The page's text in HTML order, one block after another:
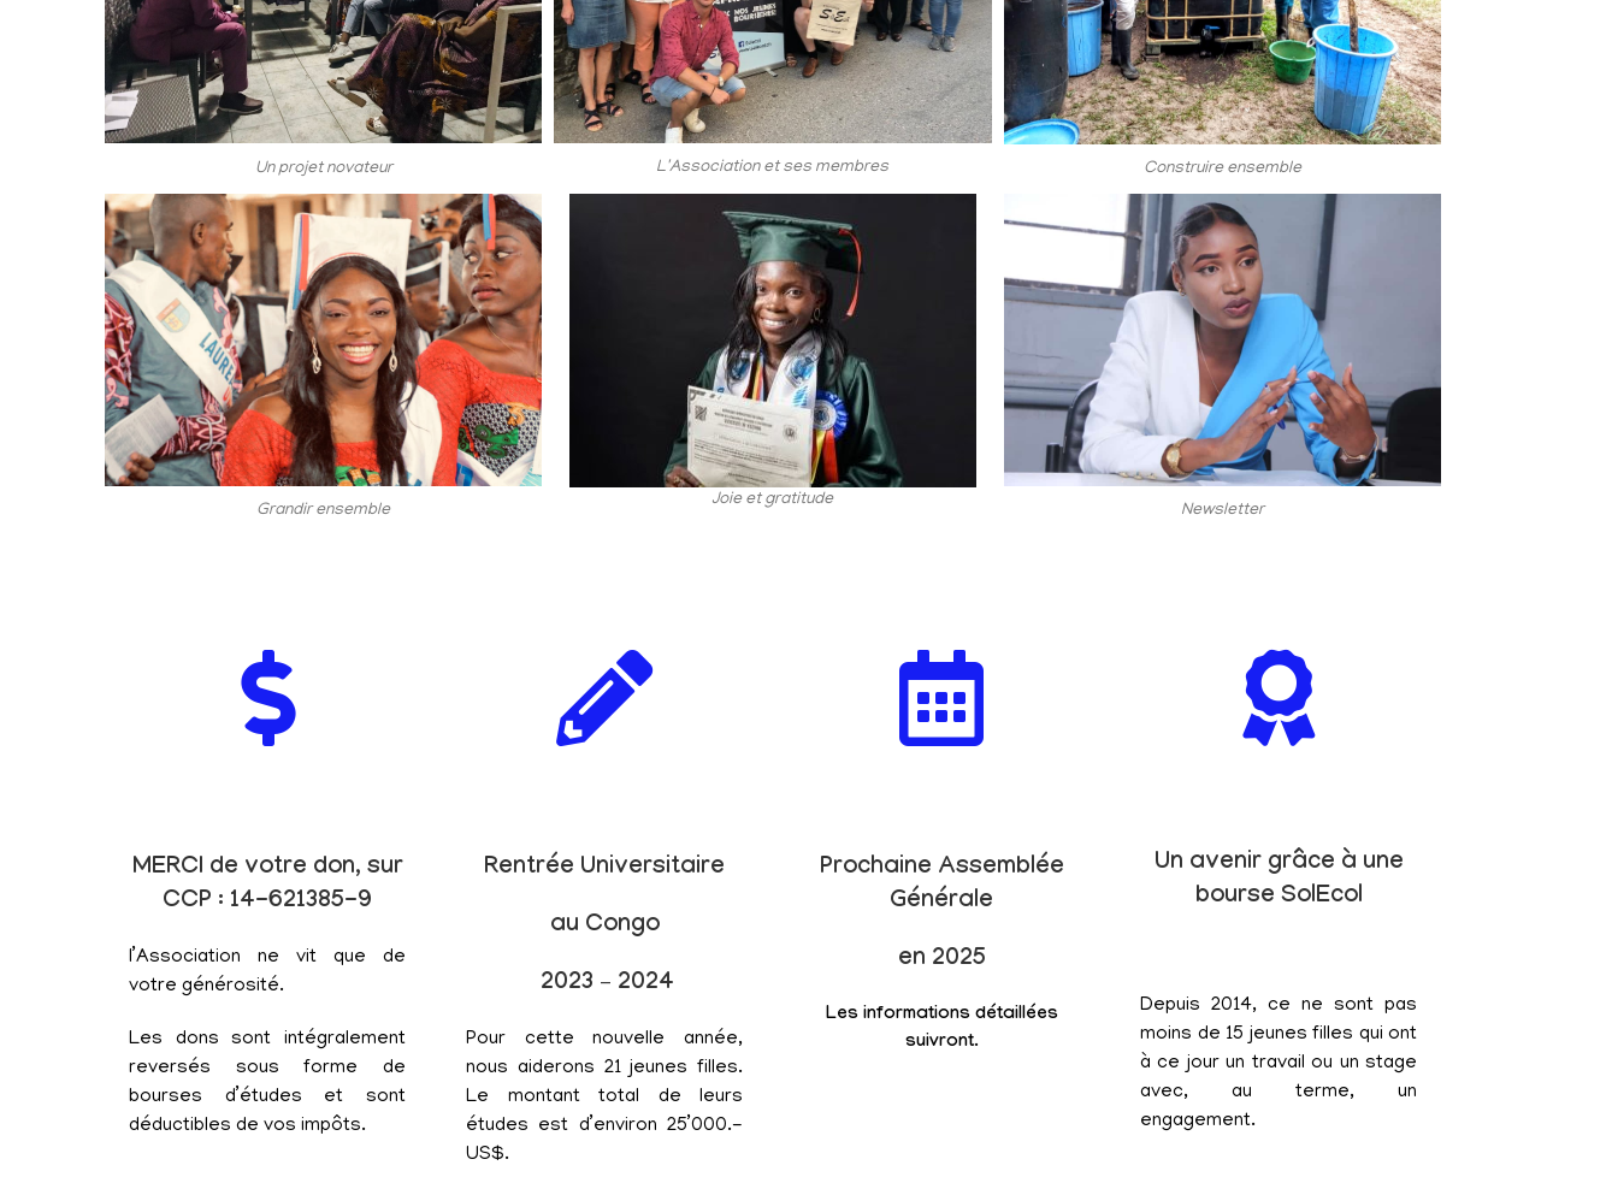
Un projet novateur L'Association et ses membres Construire ensemble
Grandir ensemble
Joie et gratitude
Newsletter
MERCI de votre don, sur
CCP : 14-621385-9
l’Association ne vit que de
votre générosité.
Les dons sont intégralement
reversés sous forme de
bourses d’études et sont
déductibles de vos impôts.
Rentrée Universitaire
au Congo
2023 – 2024
Pour cette nouvelle année,
nous aiderons 21 jeunes filles.
Le montant total de leurs
études est d’environ 25’000.-
US$.
Prochaine Assemblée
Générale
en 2025
Les informations détaillées
suivront.
Un avenir grâce à une
bourse SolEcol
Depuis 2014, ce ne sont pas
moins de 15 jeunes filles qui ont
à ce jour un travail ou un stage
avec, au terme, un
engagement.